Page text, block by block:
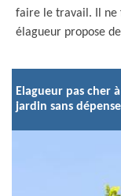
faire le travail. Il ne
élagueur propose
Elagueur pas cher
jardin sans